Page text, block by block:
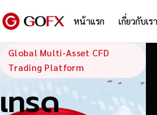
หน้าแรก เกี่ยวกับเรา
GoFX —
Global Multi-Asset CFD
Trading Platform
เทรด